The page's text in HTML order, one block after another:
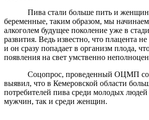
Пива стали больше пить и
беременные, таким образом, мы
алкоголем будущее поколение уже в
развития. Ведь известно, что плацента не
и он сразу попадает в организм плода,
появления на свет умственно
Соцопрос, проведенный ОЦМП
выявил, что в Кемеровской области
потребителей пива среди молодых людей
мужчин, так и среди женщин.